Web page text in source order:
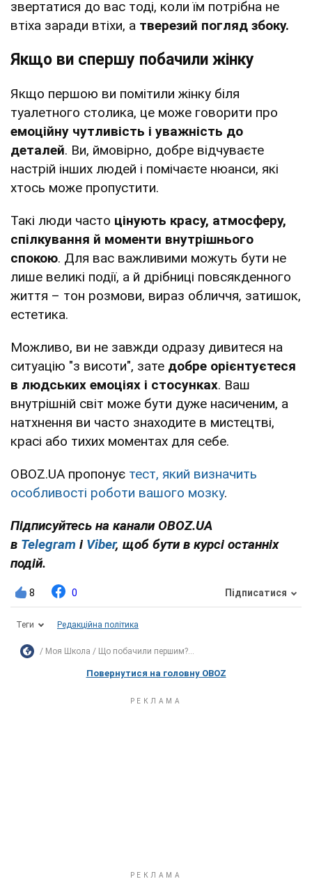
звертатися до вас тоді, коли їм потрібна не
втіха заради втіхи, а тверезий погляд збоку.
Якщо ви спершу побачили жінку
Якщо першою ви помітили жінку біля
туалетного столика, це може говорити про
емоційну чутливість і уважність до
деталей. Ви, ймовірно, добре відчуваєте
настрій інших людей і помічаєте нюанси, які
хтось може пропустити.
Такі люди часто цінують красу, атмосферу,
спілкування й моменти внутрішнього
спокою. Для вас важливими можуть бути не
лише великі події, а й дрібниці повсякденного
життя – тон розмови, вираз обличчя, затишок,
естетика.
Можливо, ви не завжди одразу дивитеся на
ситуацію "з висоти", зате добре орієнтуєтеся
в людських емоціях і стосунках. Ваш
внутрішній світ може бути дуже насиченим, а
натхнення ви часто знаходите в мистецтві,
красі або тихих моментах для себе.
OBOZ.UA пропонує тест, який визначить
особливості роботи вашого мозку.
Підписуйтесь на канали OBOZ.UA
в Telegram і Viber, щоб бути в курсі останніх
подій.
8 0 Підписатися
Теги Редакційна політика
Моя Школа Що побачили першим?...
Повернутися на головну OBOZ